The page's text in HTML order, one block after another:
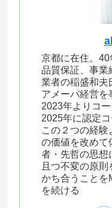
京都に在住。
品質保証、事業
業者の稲盛和夫
アメーバ経営を
2023年よりコー
2025年に認定コ
この２つの経験
の価値を改めて
者・先哲の思想
且つ不変の原
かち合うことを
を続ける